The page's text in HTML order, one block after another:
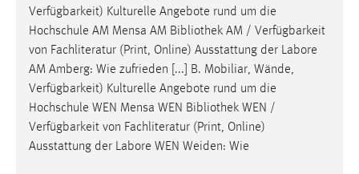
Verfügbarkeit) Kulturelle Angebote rund um die
Hochschule AM Mensa AM Bibliothek AM / Verfügbarkeit
von Fachliteratur (Print, Online) Ausstattung der Labore
AM Amberg: Wie zufrieden [...] B. Mobiliar, Wände,
Verfügbarkeit) Kulturelle Angebote rund um die
Hochschule WEN Mensa WEN Bibliothek WEN /
Verfügbarkeit von Fachliteratur (Print, Online)
Ausstattung der Labore WEN Weiden: Wie